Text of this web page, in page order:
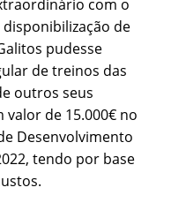
com o
de
pudesse
de treinos das
outros seus
de 15.000€ no
Desenvolvimento
tendo por base